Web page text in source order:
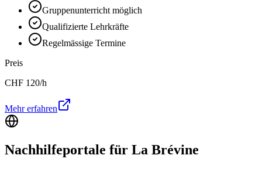
Gruppenunterricht möglich
Qualifizierte Lehrkräfte
Regelmässige Termine
Preis
CHF 120/h
Mehr erfahren
Nachhilfeportale für La Brévine